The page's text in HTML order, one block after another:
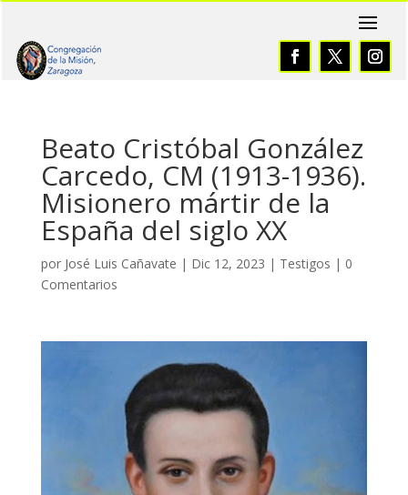
Beato Cristóbal González
Carcedo, CM (1913-1936).
Misionero mártir de la
España del siglo XX
por José Luis Cañavate | Dic 12, 2023 | Testigos | 0
Comentarios